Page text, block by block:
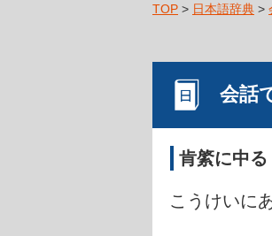
TOP > 日本語辞典 >
会話
肯綮に中る
こうけいに